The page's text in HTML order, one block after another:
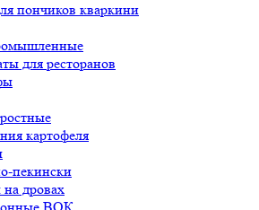
пончиков кваркини
для ресторанов
картофеля
пекински
дровах